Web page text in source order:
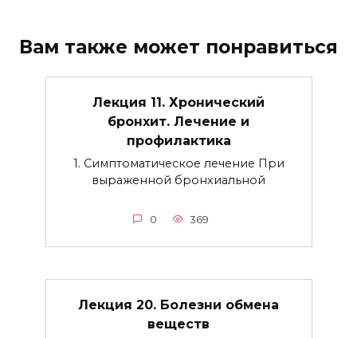
Вам также может понравиться
Лекция 11. Хронический
бронхит. Лечение и
профилактика
1. Симптоматическое лечение При
выраженной бронхиальной
0 369
Лекция 20. Болезни обмена
веществ